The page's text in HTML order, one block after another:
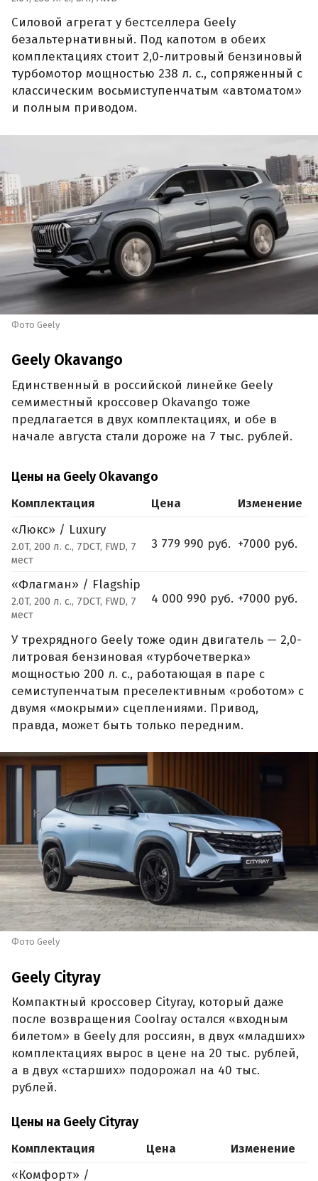
Силовой агрегат у бестселлера Geely
безальтернативный. Под капотом в обеих
комплектациях стоит 2,0-литровый бензиновый
турбомотор мощностью 238 л. с., сопряженный с
классическим восьмиступенчатым «автоматом»
и полным приводом.
Фото Geely
Geely Okavango
Единственный в российской линейке Geely
семиместный кроссовер Okavango тоже
предлагается в двух комплектациях, и обе в
начале августа стали дороже на 7 тыс. рублей.
Цены на Geely Okavango
Комплектация Цена
Изменение
«Люкс» / Luxury
2.0T, 200 л. с., 7DCT, FWD, 7
мест
3 779 990 руб. +7000 руб.
«Флагман» / Flagship
2.0T, 200 л. с., 7DCT, FWD, 7
мест
4 000 990 руб. +7000 руб.
У трехрядного Geely тоже один двигатель — 2,0-
литровая бензиновая «турбочетверка»
мощностью 200 л. с., работающая в паре с
семиступенчатым преселективным «роботом» с
двумя «мокрыми» сцеплениями. Привод,
правда, может быть только передним.
Фото Geely
Geely Cityray
Компактный кроссовер Cityray, который даже
после возвращения Coolray остался «входным
билетом» в Geely для россиян, в двух «младших»
комплектациях вырос в цене на 20 тыс. рублей,
а в двух «старших» подорожал на 40 тыс.
рублей.
Цены на Geely Cityray
Комплектация Цена
Изменение
«Комфорт» /